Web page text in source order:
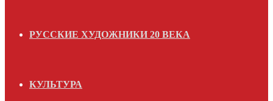
РУССКИЕ ХУДОЖНИКИ 20 ВЕКА
КУЛЬТУРА